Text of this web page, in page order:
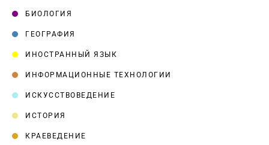
БИОЛОГИЯ
ГЕОГРАФИЯ
ИНОСТРАННЫЙ ЯЗЫК
ИНФОРМАЦИОННЫЕ ТЕХНОЛОГИИ
ИСКУССТВОВЕДЕНИЕ
ИСТОРИЯ
КРАЕВЕДЕНИЕ